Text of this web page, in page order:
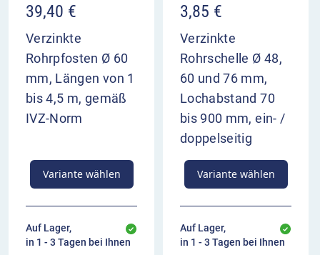
39,40 €
Verzinkte
Rohrpfosten Ø 60
mm, Längen von 1
bis 4,5 m, gemäß
IVZ-Norm
Variante wählen
Auf Lager,
in 1 - 3 Tagen bei Ihnen
3,85 €
Verzinkte
Rohrschelle Ø 48,
60 und 76 mm,
Lochabstand 70
bis 900 mm, ein- /
doppelseitig
Variante wählen
Auf Lager,
in 1 - 3 Tagen bei Ihnen